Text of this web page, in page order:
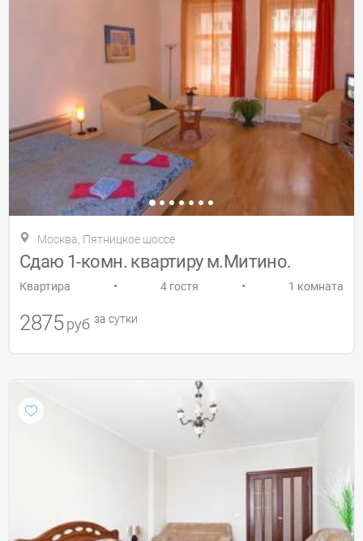
Москва, Пятницкое шоссе
Сдаю 1-комн. квартиру м.Митино.
Квартира • 4 гостя • 1 комната
2875 руб за сутки